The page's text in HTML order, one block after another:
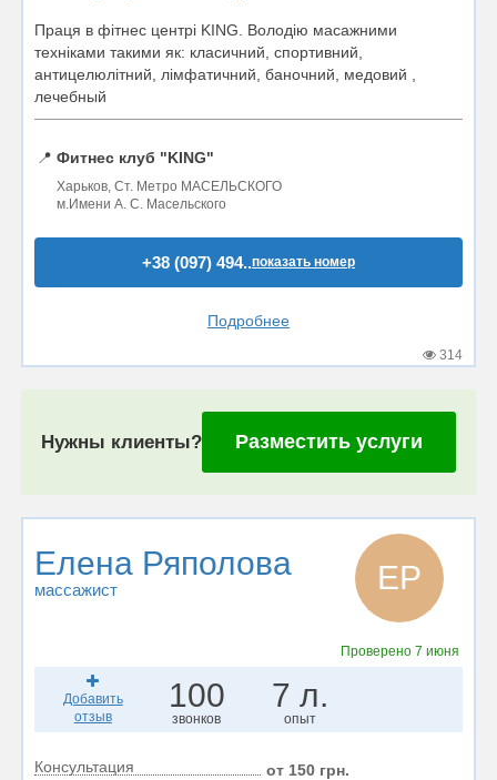
Праця в фітнес центрі KING. Володію масажними
техніками такими як: класичний, спортивний,
антицелюлітний, лімфатичний, баночний, медовий ,
лечебный
📍 Фитнес клуб "KING"
Харьков, Ст. Метро МАСЕЛЬСКОГО
м.Имени А. С. Масельского
+38 (097) 494..показать номер
Подробнее
314
Нужны клиенты? Разместить услуги
Елена Ряполова
массажист ЕР
Проверено 7 июня
Добавить
отзыв
100
звонков
7 л.
опыт
Консультация от 150 грн.